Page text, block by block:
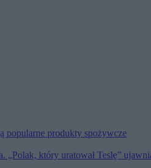
popularne produkty spożywcze
„Polak, który uratował Teslę”